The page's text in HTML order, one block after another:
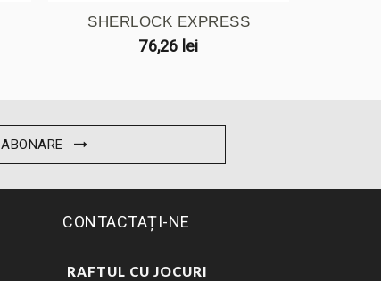
SHERLOCK EXPRESS
76,26 lei
ABONARE
CONTACTAȚI-NE
RAFTUL CU JOCURI